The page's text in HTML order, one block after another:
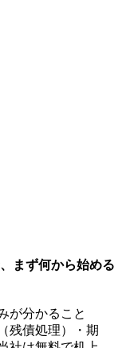
まず何から始める
が分かること
残債処理）・期